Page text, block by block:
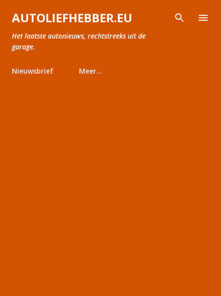
Doorgaan naar hoofdcontent
AUTOLIEFHEBBER.EU
Het laatste autonieuws, rechtstreeks uit de
garage.
Nieuwsbrief Meer…